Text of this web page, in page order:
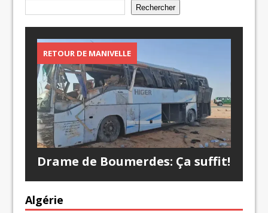
Rechercher
RETOUR DE MANIVELLE
Drame de Boumerdes: Ça suffit!
Algérie